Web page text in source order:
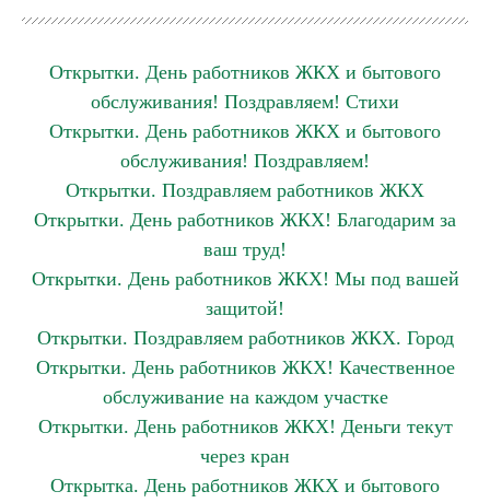
Открытки. День работников ЖКХ и бытового
обслуживания! Поздравляем! Стихи
Открытки. День работников ЖКХ и бытового
обслуживания! Поздравляем!
Открытки. Поздравляем работников ЖКХ
Открытки. День работников ЖКХ! Благодарим за
ваш труд!
Открытки. День работников ЖКХ! Мы под вашей
защитой!
Открытки. Поздравляем работников ЖКХ. Город
Открытки. День работников ЖКХ! Качественное
обслуживание на каждом участке
Открытки. День работников ЖКХ! Деньги текут
через кран
Открытка. День работников ЖКХ и бытового